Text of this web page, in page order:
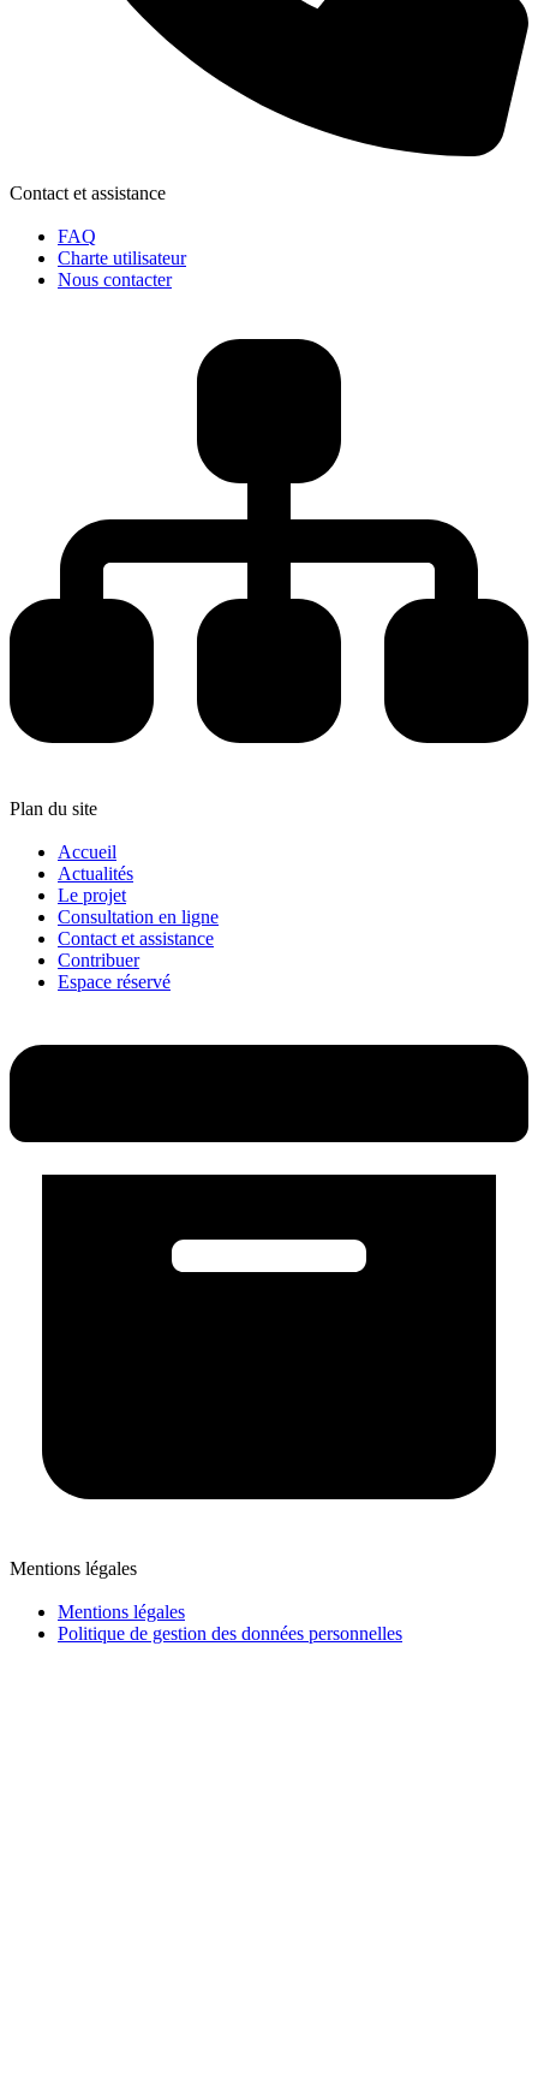
Contact et assistance
FAQ
Charte utilisateur
Nous contacter
Plan du site
Accueil
Actualités
Le projet
Consultation en ligne
Contact et assistance
Contribuer
Espace réservé
Mentions légales
Mentions légales
Politique de gestion des données personnelles